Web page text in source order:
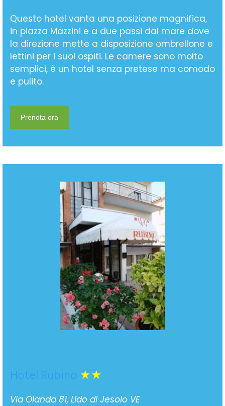
Questo hotel vanta una posizione magnifica,
in piazza Mazzini e a due passi dal mare dove
la direzione mette a disposizione ombrellone e
lettini per i suoi ospiti. Le camere sono molto
semplici, è un hotel senza pretese ma comodo
e pulito.
Prenota ora
★★
Via Olanda 81, Lido di Jesolo VE